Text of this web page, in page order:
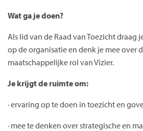
Wat ga je doen?
Als lid van de Raad van Toezicht draag
op de organisatie en denk je mee over
maatschappelijke rol van Vizier.
Je krijgt de ruimte om:
· ervaring op te doen in toezicht en
· mee te denken over strategische en